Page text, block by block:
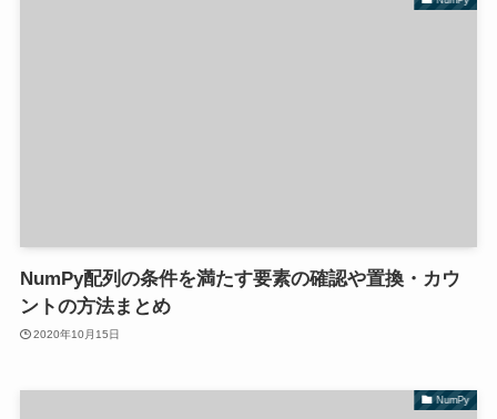
NumPy配列の条件を満たす要素の確認や置換・カウ
ントの方法まとめ
2020年10月15日
NumPy